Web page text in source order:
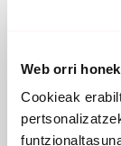
Web orri
Cookieak